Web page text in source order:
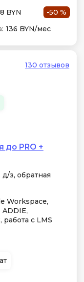
BYN
-50 %
136 BYN/мес
130 отзывов
до PRO +
з, обратная
Workspace,
с LMS